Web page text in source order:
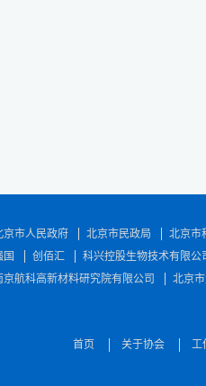
京市人民政府 北京市民政局
北京市
国 创佰汇
科兴控股生物技术有限公
京航科高新材料研究院有限公司
北京
首页 关于协会 工